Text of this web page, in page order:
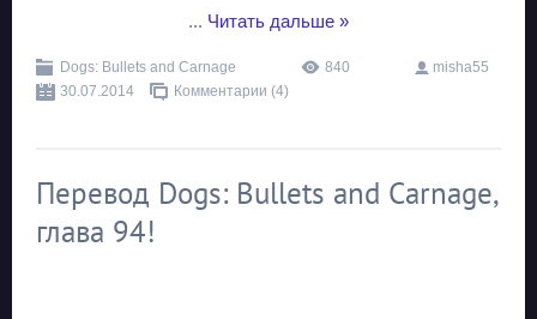
... Читать дальше »
Dogs: Bullets and Carnage 840
misha55
30.07.2014
Комментарии (4)
Перевод Dogs: Bullets and Carnage,
глава 94!